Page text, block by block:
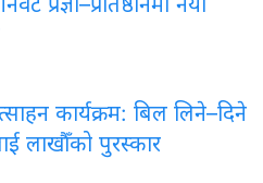
कार्यक्रम: बिल लिने–दिने
लाखौँको पुरस्कार